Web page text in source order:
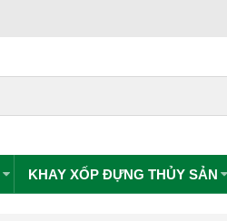
KHAY XỐP ĐỰNG THỦY SẢN